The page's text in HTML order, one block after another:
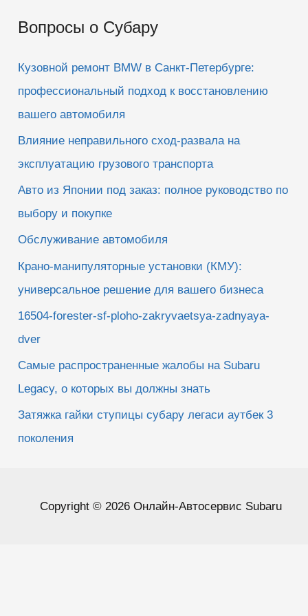
с
Вопросы о Субару
Кузовной ремонт BMW в Санкт-Петербурге:
профессиональный подход к восстановлению
вашего автомобиля
Влияние неправильного сход-развала на
эксплуатацию грузового транспорта
Авто из Японии под заказ: полное руководство по
выбору и покупке
Обслуживание автомобиля
Крано-манипуляторные установки (КМУ):
универсальное решение для вашего бизнеса
16504-forester-sf-ploho-zakryvaetsya-zadnyaya-
dver
Самые распространенные жалобы на Subaru
Legacy, о которых вы должны знать
Затяжка гайки ступицы субару легаси аутбек 3
поколения
Copyright © 2026 Онлайн-Автосервис Subaru